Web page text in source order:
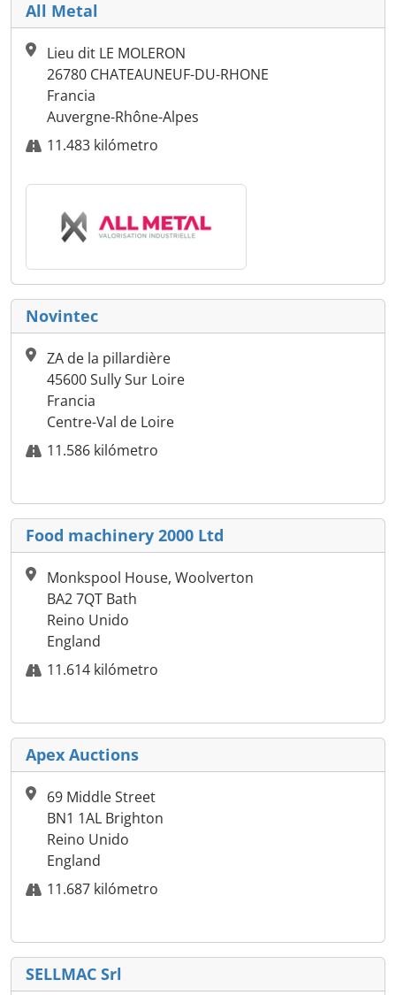
All Metal
Lieu dit LE MOLERON
26780 CHATEAUNEUF-DU-RHONE
Francia
Auvergne-Rhône-Alpes
11.483 kilómetro
Novintec
ZA de la pillardière
45600 Sully Sur Loire
Francia
Centre-Val de Loire
11.586 kilómetro
Food machinery 2000 Ltd
Monkspool House, Woolverton
BA2 7QT Bath
Reino Unido
England
11.614 kilómetro
Apex Auctions
69 Middle Street
BN1 1AL Brighton
Reino Unido
England
11.687 kilómetro
SELLMAC Srl